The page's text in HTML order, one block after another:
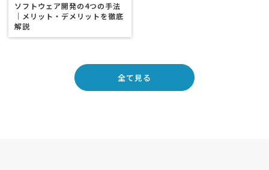
ソフトウェア開発の4つの手法
｜メリット・デメリットを徹底
解説
全て見る